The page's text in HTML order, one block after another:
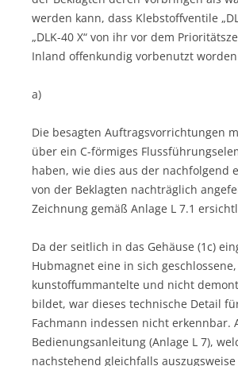
werden kann, dass Klebstoffventile
„DLK-40 X“ von ihr vor dem
Inland offenkundig vorbenutzt
a)
Die besagten Auftragsvorrichtungen
über ein C-förmiges
haben, wie dies aus der nachfolgend
von der Beklagten nachträglich
Zeichnung gemäß Anlage L 7.1
Da der seitlich in das Gehäuse (1c)
Hubmagnet eine in sich geschlossene,
kunstoffummantelte und nicht
bildet, war dieses technische Detail
Fachmann indessen nicht erkennbar.
Bedienungsanleitung (Anlage L 7),
nachstehend gleichfalls